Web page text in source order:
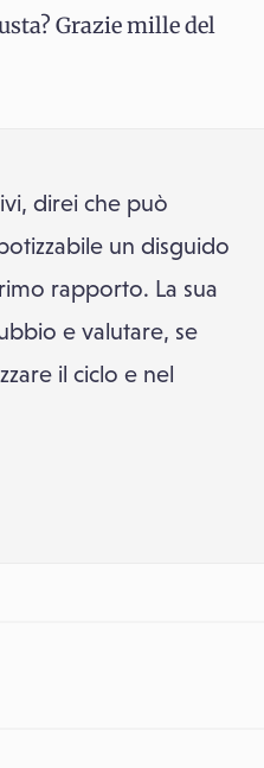
Grazie mille del
direi che può
un disguido
rapporto. La sua
e valutare, se
il ciclo e nel